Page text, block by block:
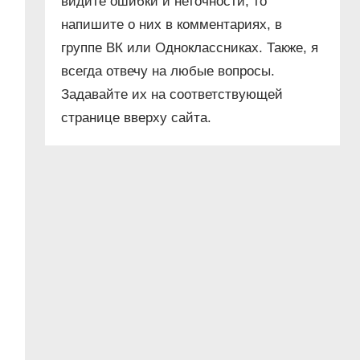
напишите о них в комментариях, в
группе ВК или Одноклассниках. Также, я
всегда отвечу на любые вопросы.
Задавайте их на соответствующей
странице вверху сайта.